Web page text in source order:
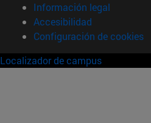
Información legal
Accesibilidad
Configuración de cookies
Localizador de campus